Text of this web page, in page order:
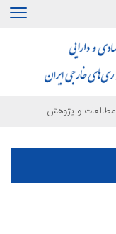
مطالعات و پژوهش